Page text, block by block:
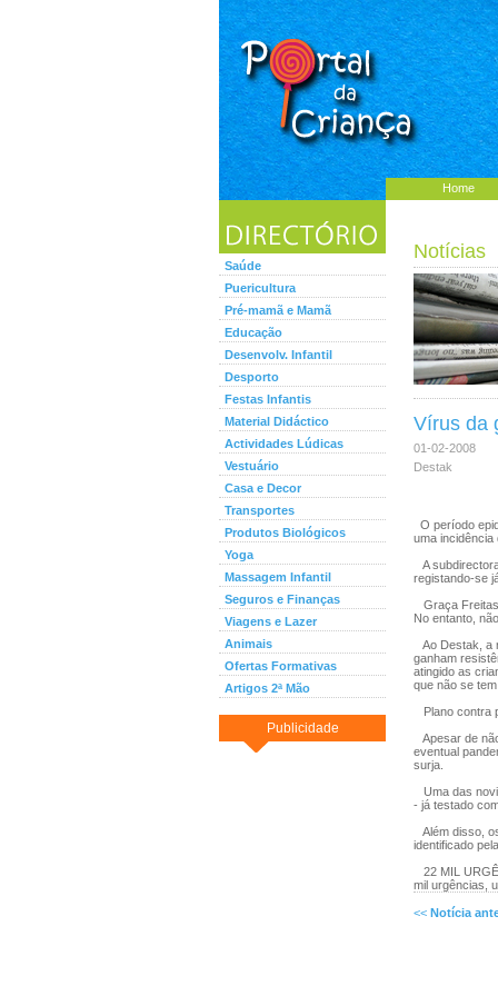
Home
Saúde
Puericultura
Pré-mamã e Mamã
Educação
Desenvolv. Infantil
Desporto
Festas Infantis
Material Didáctico
Actividades Lúdicas
Vestuário
Casa e Decor
Transportes
Produtos Biológicos
Yoga
Massagem Infantil
Seguros e Finanças
Viagens e Lazer
Animais
Ofertas Formativas
Artigos 2ª Mão
Publicidade
Notícias
Vírus da
01-02-2008
Destak
O período
uma incidência
A
registando-se
Graça Freitas
No entanto,
Ao Destak, a
ganham
atingido as
que não se
Plano contra
Apesar de
eventual
surja.
Uma das
- já testado
Além disso,
identificado
22 MIL
mil urgências,
<< Notícia